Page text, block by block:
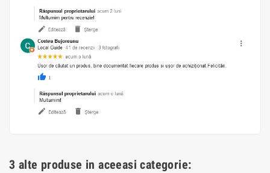
3 alte produse in aceeasi categorie: